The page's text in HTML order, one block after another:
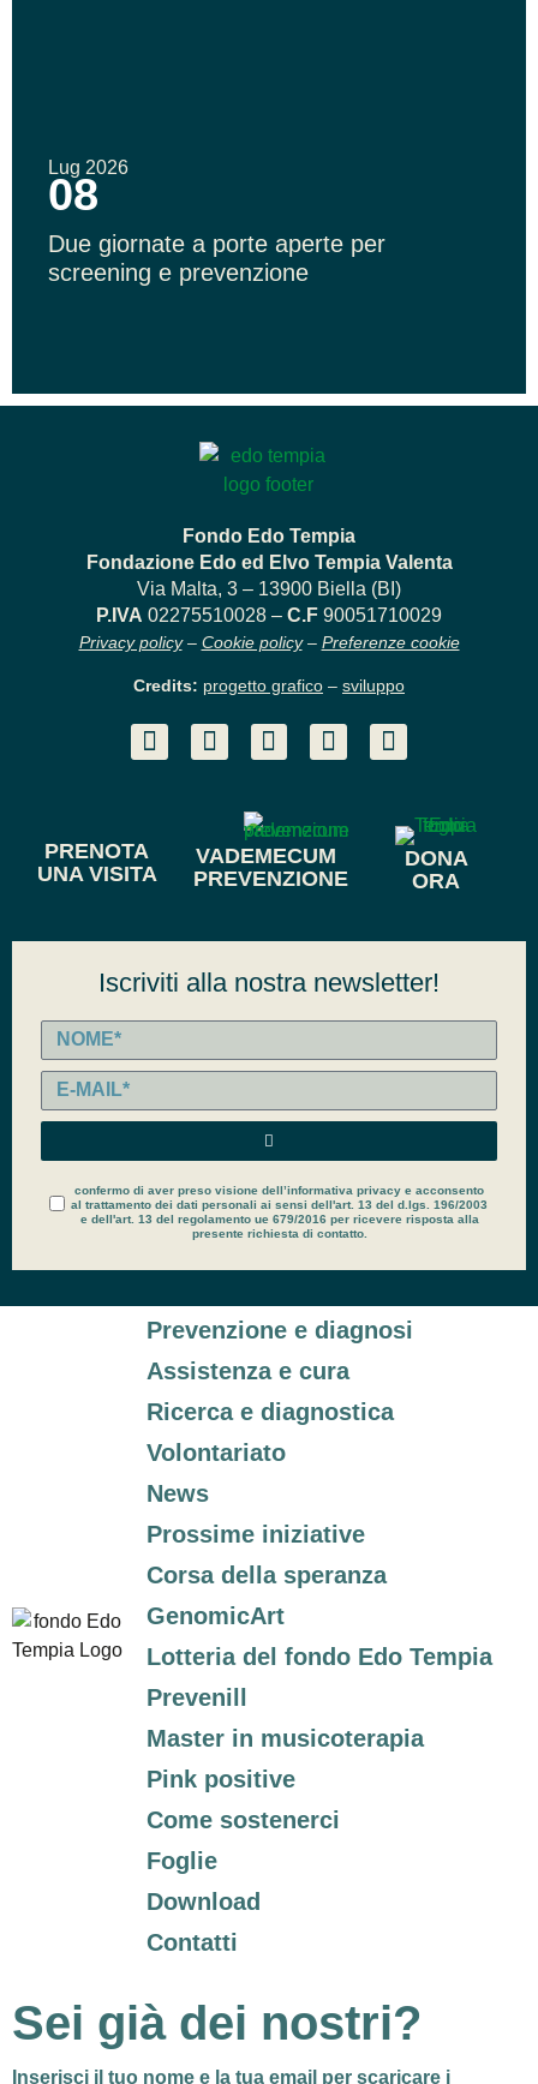
Lug 2026
08
Due giornate a porte aperte per
screening e prevenzione
Fondo Edo Tempia
Fondazione Edo ed Elvo Tempia Valenta
Via Malta, 3 – 13900 Biella (BI)
P.IVA 02275510028 – C.F 90051710029
Privacy policy– Cookie policy– Preferenze cookie
Credits: progetto grafico – sviluppo
PRENOTA
UNA VISITA
VADEMECUM
PREVENZIONE
DONA
ORA
Iscriviti alla nostra newsletter!
confermo di aver preso visione dell’informativa privacy e acconsento
al trattamento dei dati personali ai sensi dell'art. 13 del d.lgs. 196/2003
e dell'art. 13 del regolamento ue 679/2016 per ricevere risposta alla
presente richiesta di contatto.
Prevenzione e diagnosi
Assistenza e cura
Ricerca e diagnostica
Volontariato
News
Prossime iniziative
Corsa della speranza
GenomicArt
Lotteria del fondo Edo Tempia
Prevenill
Master in musicoterapia
Pink positive
Come sostenerci
Foglie
Download
Contatti
Sei già dei nostri?
Inserisci il tuo nome e la tua email per scaricare i